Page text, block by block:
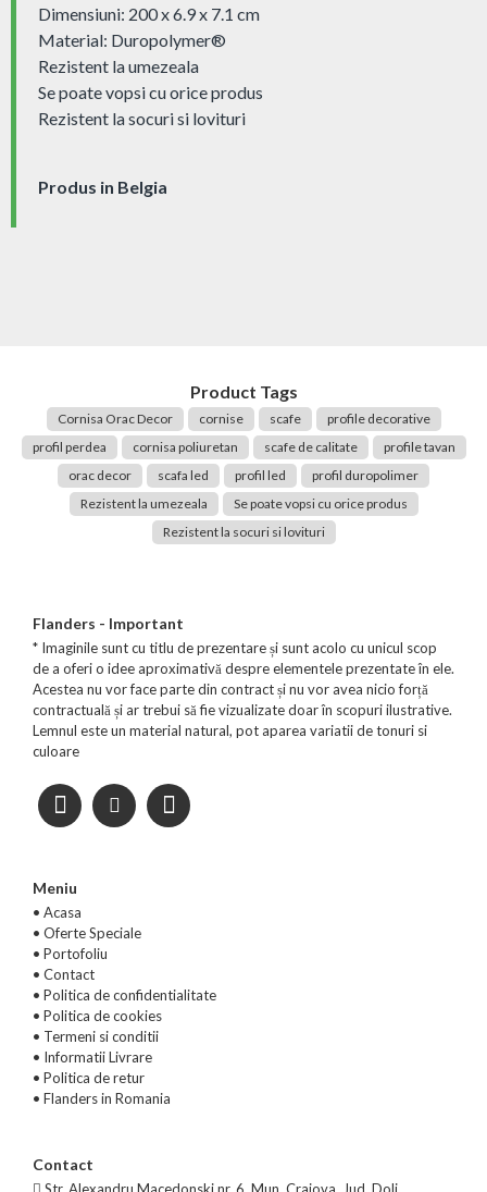
Dimensiuni: 200 x 6.9 x 7.1 cm
Material: Duropolymer® ‎
Rezistent la umezeala
Se poate vopsi cu orice produs
Rezistent la socuri si lovituri
Produs in Belgia
Product Tags
Cornisa Orac Decor cornise scafe
profile decorative
profil perdea
cornisa poliuretan scafe de calitate
profile tavan
orac decor
scafa led profil led
profil duropolimer
Rezistent la umezeala
Se poate vopsi cu orice produs
Rezistent la socuri si lovituri
Flanders - Important
* Imaginile sunt cu titlu de prezentare și sunt acolo cu unicul scop
de a oferi o idee aproximativă despre elementele prezentate în ele.
Acestea nu vor face parte din contract și nu vor avea nicio forță
contractuală și ar trebui să fie vizualizate doar în scopuri ilustrative.
Lemnul este un material natural, pot aparea variatii de tonuri si
culoare
Meniu
• Acasa
• Oferte Speciale
• Portofoliu
• Contact
• Politica de confidentialitate
• Politica de cookies
• Termeni si conditii
• Informatii Livrare
• Politica de retur
• Flanders in Romania
Contact